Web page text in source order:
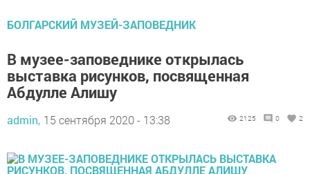
БОЛГАРСКИЙ МУЗЕЙ-ЗАПОВЕДНИК
В музее-заповеднике открылась
выставка рисунков, посвященная
Абдулле Алишу
admin, 15 сентября 2020 - 13:38 2125 0 2